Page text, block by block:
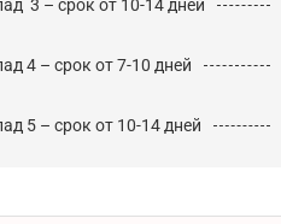
3 – срок от 10-14 дней
4 – срок от 7-10 дней
5 – срок от 10-14 дней